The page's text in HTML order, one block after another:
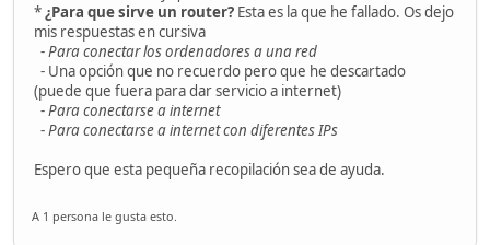
*¿Para que sirve un router? Esta es la que he fallado. Os dejo
mis respuestas en cursiva
-Para conectar los ordenadores a una red
- Una opción que no recuerdo pero que he descartado
(puede que fuera para dar servicio a internet)
-Para conectarse a internet
-Para conectarse a internet con diferentes IPs
Espero que esta pequeña recopilación sea de ayuda.
A 1 persona le gusta esto.